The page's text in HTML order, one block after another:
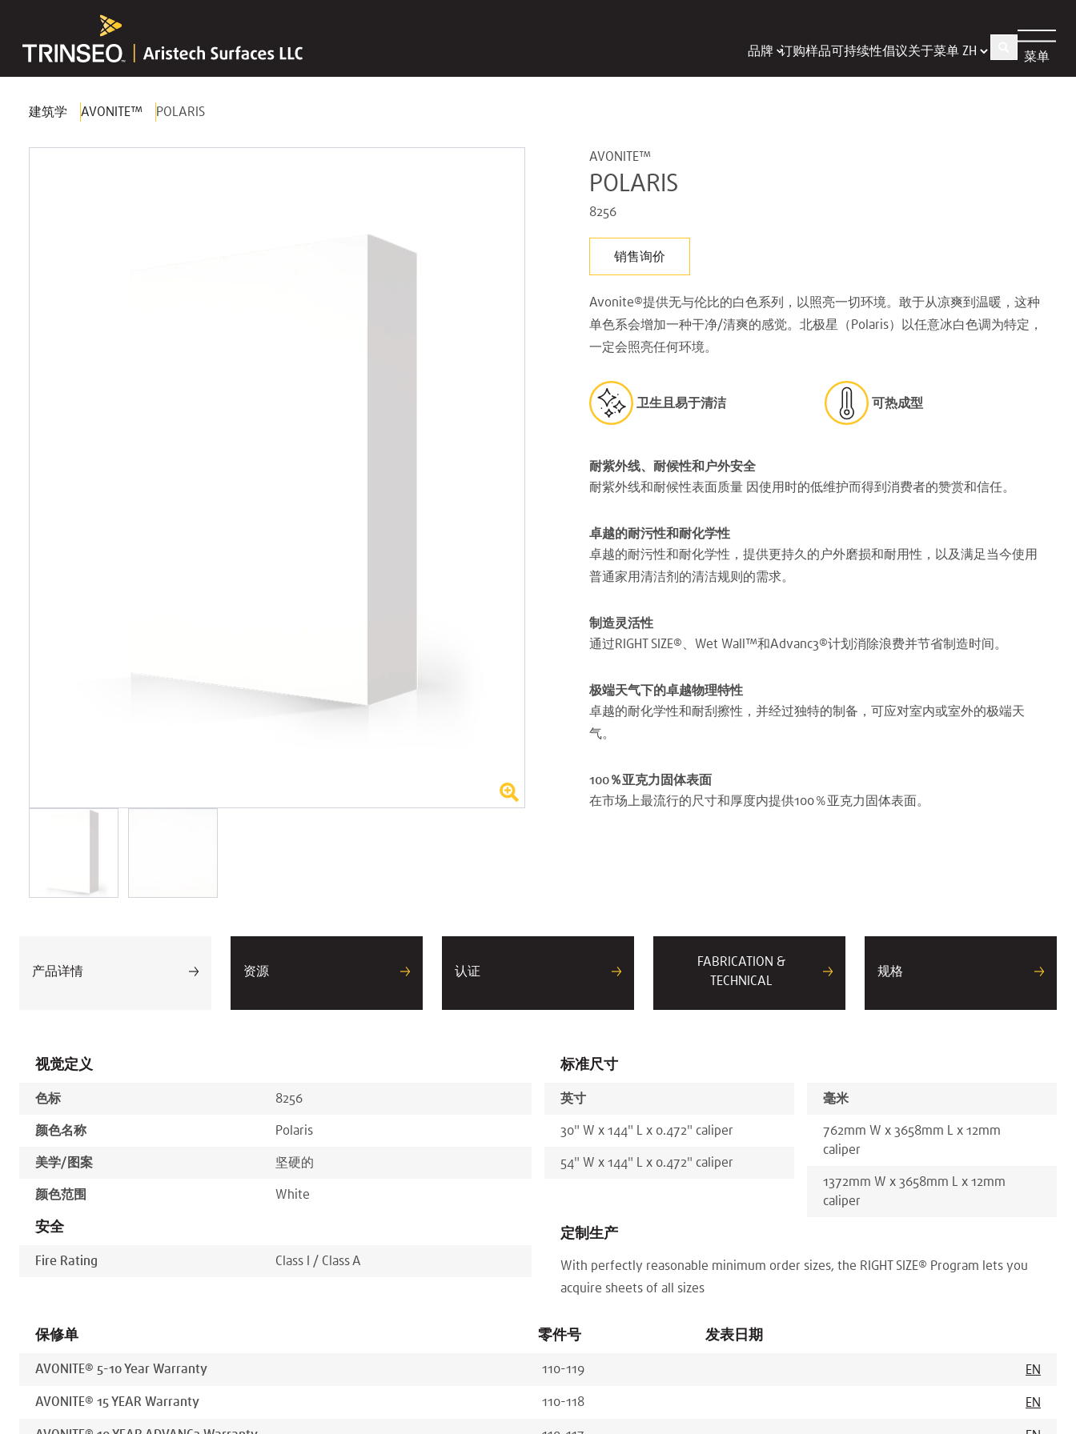
品牌 订购样品可持续性倡议关于菜单 菜单
建筑学 AVONITE™ POLARIS
AVONITE™
POLARIS
8256
销售询价
Avonite®提供无与伦比的白色系列，以照亮一切环境。敢于从凉爽到温暖，这种
单色系会增加一种干净/清爽的感觉。北极星（Polaris）以任意冰白色调为特定，
一定会照亮任何环境。
卫生且易于清洁 可热成型
耐紫外线、耐候性和户外安全
耐紫外线和耐候性表面质量 因使用时的低维护而得到消费者的赞赏和信任。
卓越的耐污性和耐化学性
卓越的耐污性和耐化学性，提供更持久的户外磨损和耐用性，以及满足当今使用
普通家用清洁剂的清洁规则的需求。
制造灵活性
通过RIGHT SIZE®、Wet Wall™和Advanc3®计划消除浪费并节省制造时间。
极端天气下的卓越物理特性
卓越的耐化学性和耐刮擦性，并经过独特的制备，可应对室内或室外的极端天
气。
100％亚克力固体表面
在市场上最流行的尺寸和厚度内提供100％亚克力固体表面。
产品详情 资源 认证
FABRICATION &
TECHNICAL
规格
视觉定义
色标 8256
颜色名称 Polaris
美学/图案 坚硬的
颜色范围 White
安全
Fire Rating Class I / Class A
标准尺寸
英寸
30" W x 144" L x 0.472" caliper
54" W x 144" L x 0.472" caliper
毫米
762mm W x 3658mm L x 12mm
caliper
1372mm W x 3658mm L x 12mm
caliper
定制生产
With perfectly reasonable minimum order sizes, the RIGHT SIZE® Program lets you
acquire sheets of all sizes
保修单 零件号 发表日期
AVONITE® 5-10 Year Warranty 110-119 EN
AVONITE® 15 YEAR Warranty 110-118 EN